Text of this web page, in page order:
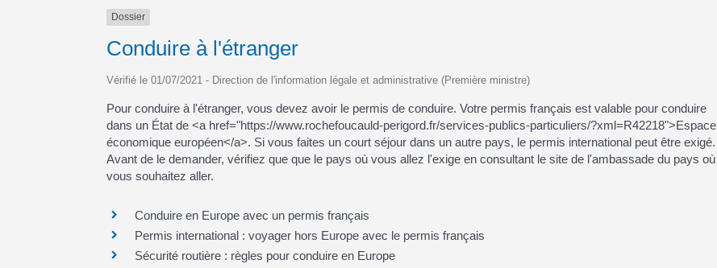
Dossier
Conduire à l'étranger
Vérifié le 01/07/2021 - Direction de l'information légale et administrative (Première ministre)
Pour conduire à l'étranger, vous devez avoir le permis de conduire. Votre permis français est valable pour conduire
dans un État de <a href="https://www.rochefoucauld-perigord.fr/services-publics-particuliers/?xml=R42218">Espace
économique européen</a>. Si vous faites un court séjour dans un autre pays, le permis international peut être exigé.
Avant de le demander, vérifiez que que le pays où vous allez l'exige en consultant le site de l'ambassade du pays où
vous souhaitez aller.
Conduire en Europe avec un permis français
Permis international : voyager hors Europe avec le permis français
Sécurité routière : règles pour conduire en Europe